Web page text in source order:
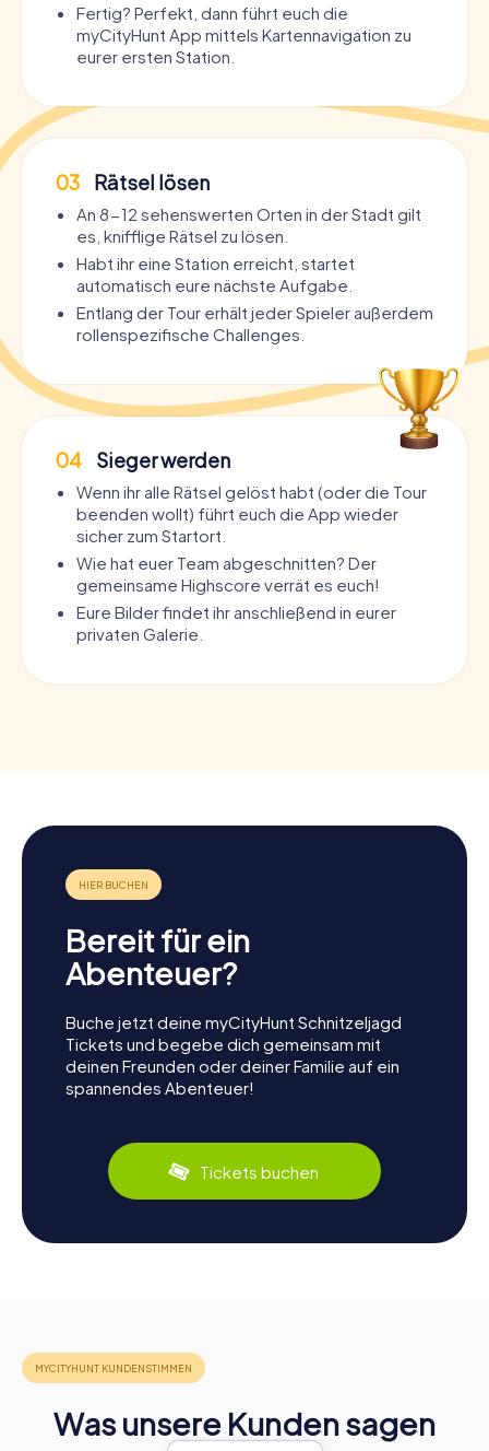
Fertig? Perfekt, dann führt euch die
myCityHunt App mittels Kartennavigation zu
eurer ersten Station.
03 Rätsel lösen
An 8-12 sehenswerten Orten in der Stadt gilt
es, knifflige Rätsel zu lösen.
Habt ihr eine Station erreicht, startet
automatisch eure nächste Aufgabe.
Entlang der Tour erhält jeder Spieler außerdem
rollenspezifische Challenges.
04 Sieger werden
Wenn ihr alle Rätsel gelöst habt (oder die Tour
beenden wollt) führt euch die App wieder
sicher zum Startort.
Wie hat euer Team abgeschnitten? Der
gemeinsame Highscore verrät es euch!
Eure Bilder findet ihr anschließend in eurer
privaten Galerie.
Bereit für ein
Abenteuer?
Buche jetzt deine myCityHunt Schnitzeljagd
Tickets und begebe dich gemeinsam mit
deinen Freunden oder deiner Familie auf ein
spannendes Abenteuer!
Tickets buchen
Was unsere Kunden sagen